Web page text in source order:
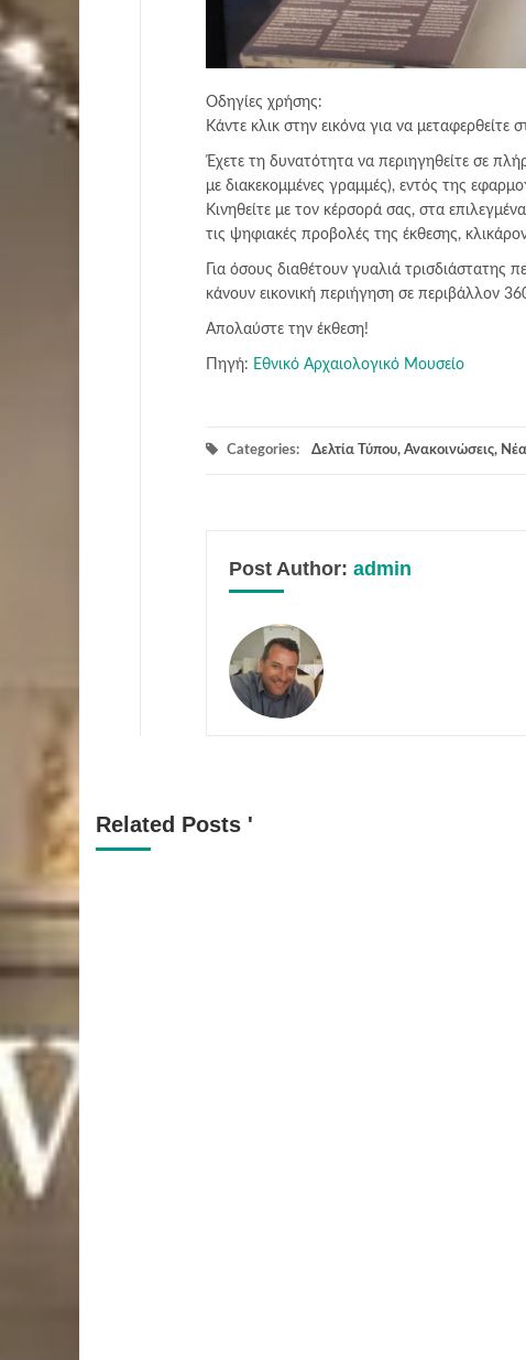
Οδηγίες χρήσης:
Κάντε κλικ στην εικόνα για να μεταφερθείτε
Έχετε τη δυνατότητα να περιηγηθείτε σε
με διακεκομμένες γραμμές), εντός της
Κινηθείτε με τον κέρσορά σας, στα
τις ψηφιακές προβολές της έκθεσης,
Για όσους διαθέτουν γυαλιά τρισδιάστατης
κάνουν εικονική περιήγηση σε περιβάλλον
Απολαύστε την έκθεση!
Πηγή: Εθνικό Αρχαιολογικό Μουσείο
Categories: Δελτία Τύπου, Ανακοινώσεις, Νέα
Post Author: admin
Related Posts '